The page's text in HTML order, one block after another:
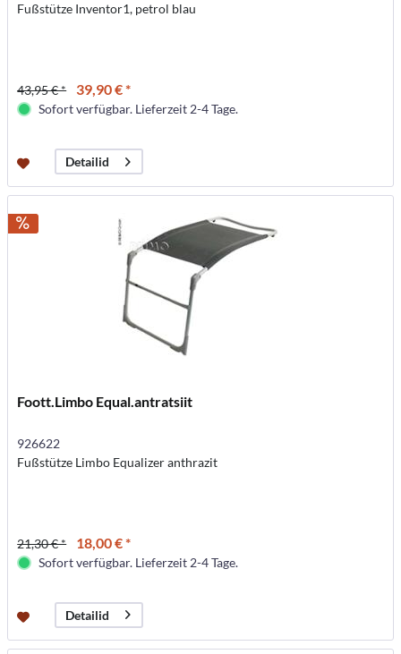
Fußstütze Inventor1, petrol blau
43,95 € * 39,90 € *
Sofort verfügbar. Lieferzeit 2-4 Tage.
Detailid
Foott.Limbo Equal.antratsiit
926622
Fußstütze Limbo Equalizer anthrazit
21,30 € * 18,00 € *
Sofort verfügbar. Lieferzeit 2-4 Tage.
Detailid